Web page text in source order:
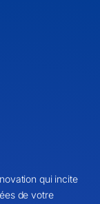
qui incite
de votre